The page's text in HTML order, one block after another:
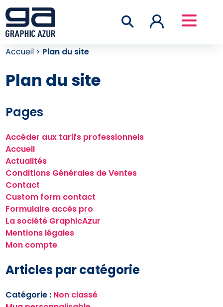
Accueil > Plan du site
Plan du site
Pages
Accéder aux tarifs professionnels
Accueil
Actualités
Conditions Générales de Ventes
Contact
Custom form contact
Formulaire accès pro
La société GraphicAzur
Mentions légales
Mon compte
Articles par catégorie
Catégorie : Non classé